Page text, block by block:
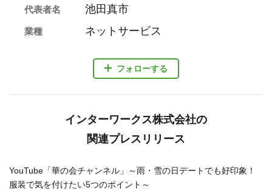
フォローする
代表者名 池田真市
業種 ネットサービス
インターワークス株式会社の
関連プレスリリース
YouTube「華の会チャンネル」～雨・雪の日デートでも好印象！
服装で気を付けたい5つのポイント～